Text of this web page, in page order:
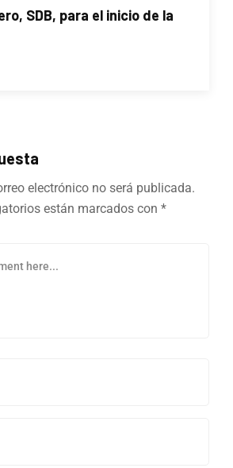
SDB, para el inicio de la
electrónico no será publicada.
están marcados con *